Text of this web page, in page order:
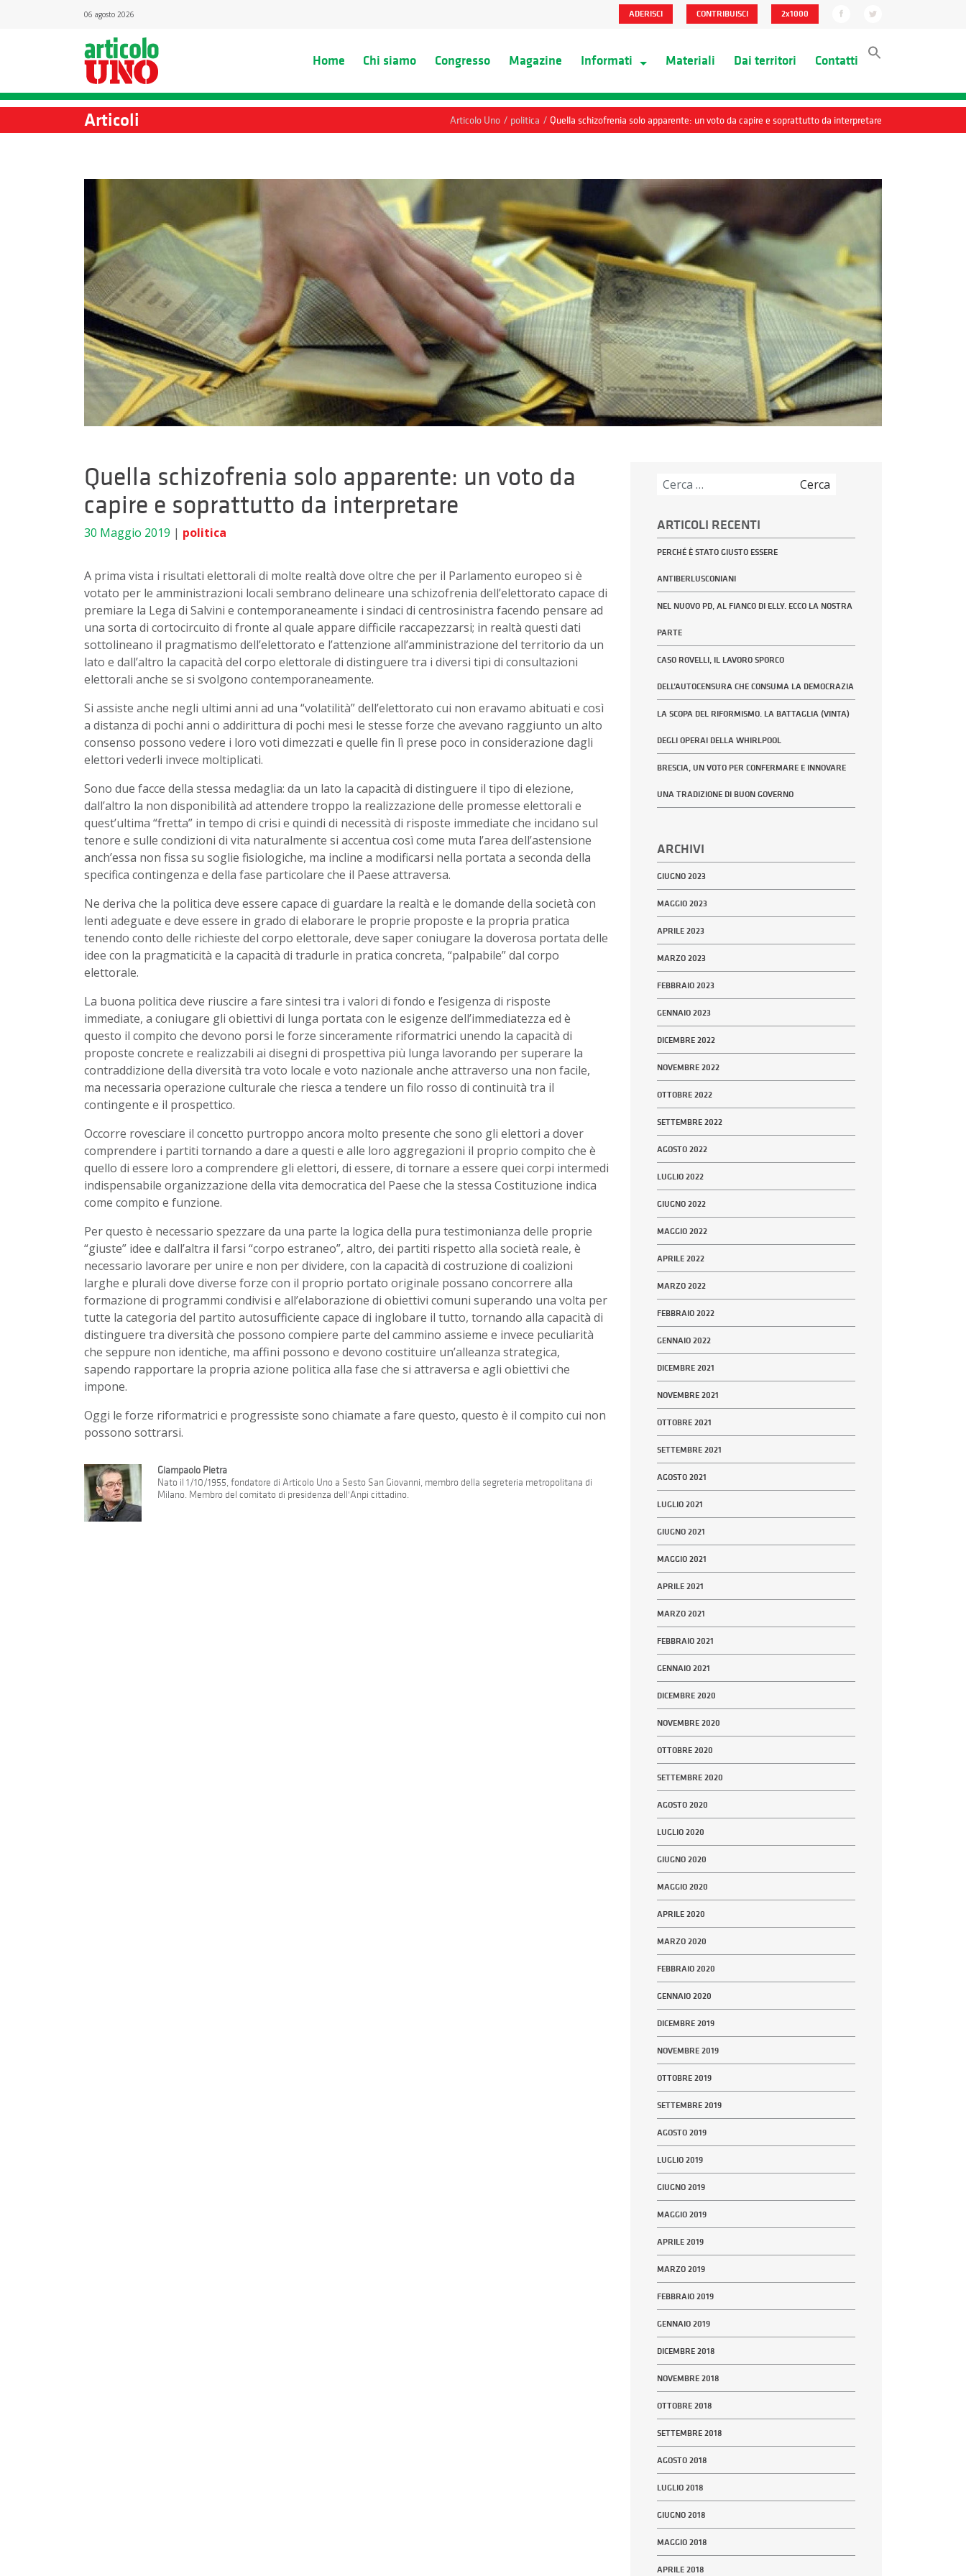
06 agosto 2026 ADERISCI CONTRIBUISCI 2x1000
Home Chi siamo Congresso Magazine Informati Materiali Dai territori Contatti
Articoli Articolo Uno / politica / Quella schizofrenia solo apparente: un voto da capire e soprattutto da interpretare
Quella schizofrenia solo apparente: un voto da
capire e soprattutto da interpretare
30 Maggio 2019 | politica
A prima vista i risultati elettorali di molte realtà dove oltre che per il Parlamento europeo si è
votato per le amministrazioni locali sembrano delineare una schizofrenia dell’elettorato capace di
premiare la Lega di Salvini e contemporaneamente i sindaci di centrosinistra facendo pensare ad
una sorta di cortocircuito di fronte al quale appare difficile raccapezzarsi; in realtà questi dati
sottolineano il pragmatismo dell’elettorato e l’attenzione all’amministrazione del territorio da un
lato e dall’altro la capacità del corpo elettorale di distinguere tra i diversi tipi di consultazioni
elettorali anche se si svolgono contemporaneamente.
Si assiste anche negli ultimi anni ad una “volatilità” dell’elettorato cui non eravamo abituati e così
a distanza di pochi anni o addirittura di pochi mesi le stesse forze che avevano raggiunto un alto
consenso possono vedere i loro voti dimezzati e quelle fin lì prese poco in considerazione dagli
elettori vederli invece moltiplicati.
Sono due facce della stessa medaglia: da un lato la capacità di distinguere il tipo di elezione,
dall’altro la non disponibilità ad attendere troppo la realizzazione delle promesse elettorali e
quest’ultima “fretta” in tempo di crisi e quindi di necessità di risposte immediate che incidano sul
tenore e sulle condizioni di vita naturalmente si accentua così come muta l’area dell’astensione
anch’essa non fissa su soglie fisiologiche, ma incline a modificarsi nella portata a seconda della
specifica contingenza e della fase particolare che il Paese attraversa.
Ne deriva che la politica deve essere capace di guardare la realtà e le domande della società con
lenti adeguate e deve essere in grado di elaborare le proprie proposte e la propria pratica
tenendo conto delle richieste del corpo elettorale, deve saper coniugare la doverosa portata delle
idee con la pragmaticità e la capacità di tradurle in pratica concreta, “palpabile” dal corpo
elettorale.
La buona politica deve riuscire a fare sintesi tra i valori di fondo e l’esigenza di risposte
immediate, a coniugare gli obiettivi di lunga portata con le esigenze dell’immediatezza ed è
questo il compito che devono porsi le forze sinceramente riformatrici unendo la capacità di
proposte concrete e realizzabili ai disegni di prospettiva più lunga lavorando per superare la
contraddizione della diversità tra voto locale e voto nazionale anche attraverso una non facile,
ma necessaria operazione culturale che riesca a tendere un filo rosso di continuità tra il
contingente e il prospettico.
Occorre rovesciare il concetto purtroppo ancora molto presente che sono gli elettori a dover
comprendere i partiti tornando a dare a questi e alle loro aggregazioni il proprio compito che è
quello di essere loro a comprendere gli elettori, di essere, di tornare a essere quei corpi intermedi
indispensabile organizzazione della vita democratica del Paese che la stessa Costituzione indica
come compito e funzione.
Per questo è necessario spezzare da una parte la logica della pura testimonianza delle proprie
“giuste” idee e dall’altra il farsi “corpo estraneo”, altro, dei partiti rispetto alla società reale, è
necessario lavorare per unire e non per dividere, con la capacità di costruzione di coalizioni
larghe e plurali dove diverse forze con il proprio portato originale possano concorrere alla
formazione di programmi condivisi e all’elaborazione di obiettivi comuni superando una volta per
tutte la categoria del partito autosufficiente capace di inglobare il tutto, tornando alla capacità di
distinguere tra diversità che possono compiere parte del cammino assieme e invece peculiarità
che seppure non identiche, ma affini possono e devono costituire un’alleanza strategica,
sapendo rapportare la propria azione politica alla fase che si attraversa e agli obiettivi che
impone.
Oggi le forze riformatrici e progressiste sono chiamate a fare questo, questo è il compito cui non
possono sottrarsi.
Giampaolo Pietra
Nato il 1/10/1955, fondatore di Articolo Uno a Sesto San Giovanni, membro della segreteria metropolitana di
Milano. Membro del comitato di presidenza dell'Anpi cittadino.
ARTICOLI RECENTI
PERCHÉ È STATO GIUSTO ESSERE
ANTIBERLUSCONIANI
NEL NUOVO PD, AL FIANCO DI ELLY. ECCO LA NOSTRA
PARTE
CASO ROVELLI, IL LAVORO SPORCO
DELL’AUTOCENSURA CHE CONSUMA LA DEMOCRAZIA
LA SCOPA DEL RIFORMISMO. LA BATTAGLIA (VINTA)
DEGLI OPERAI DELLA WHIRLPOOL
BRESCIA, UN VOTO PER CONFERMARE E INNOVARE
UNA TRADIZIONE DI BUON GOVERNO
ARCHIVI
GIUGNO 2023
MAGGIO 2023
APRILE 2023
MARZO 2023
FEBBRAIO 2023
GENNAIO 2023
DICEMBRE 2022
NOVEMBRE 2022
OTTOBRE 2022
SETTEMBRE 2022
AGOSTO 2022
LUGLIO 2022
GIUGNO 2022
MAGGIO 2022
APRILE 2022
MARZO 2022
FEBBRAIO 2022
GENNAIO 2022
DICEMBRE 2021
NOVEMBRE 2021
OTTOBRE 2021
SETTEMBRE 2021
AGOSTO 2021
LUGLIO 2021
GIUGNO 2021
MAGGIO 2021
APRILE 2021
MARZO 2021
FEBBRAIO 2021
GENNAIO 2021
DICEMBRE 2020
NOVEMBRE 2020
OTTOBRE 2020
SETTEMBRE 2020
AGOSTO 2020
LUGLIO 2020
GIUGNO 2020
MAGGIO 2020
APRILE 2020
MARZO 2020
FEBBRAIO 2020
GENNAIO 2020
DICEMBRE 2019
NOVEMBRE 2019
OTTOBRE 2019
SETTEMBRE 2019
AGOSTO 2019
LUGLIO 2019
GIUGNO 2019
MAGGIO 2019
APRILE 2019
MARZO 2019
FEBBRAIO 2019
GENNAIO 2019
DICEMBRE 2018
NOVEMBRE 2018
OTTOBRE 2018
SETTEMBRE 2018
AGOSTO 2018
LUGLIO 2018
GIUGNO 2018
MAGGIO 2018
APRILE 2018